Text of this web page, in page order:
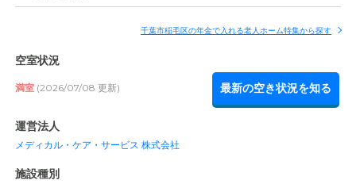
千葉市稲毛区の年金で入れる老人ホーム特集から探す
空室状況
満室 (2026/07/08 更新) 最新の空き状況を知る
運営法人
メディカル・ケア・サービス 株式会社
施設種別